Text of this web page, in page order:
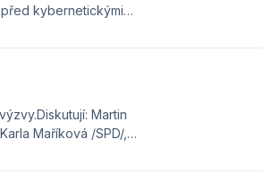
kybernetickými
Martin
Maříková /SPD/,